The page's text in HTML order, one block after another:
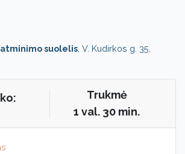
atminimo suolelis , V. Kudirkos g. 35,
Trukmė
1 val. 30 min.